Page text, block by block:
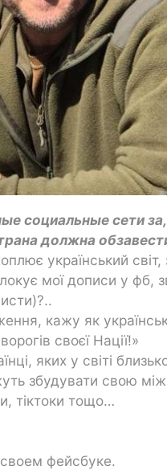
социальные сети
должна
український
мої дописи у фб,
кажу як
своєї Нації!»
яких у світі
збудувати свою
тіктоки тощо…
фейсбуке.